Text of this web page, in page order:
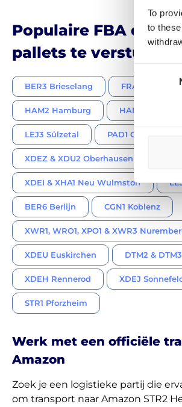
To
to
Selection
Populaire FBA
pallets te versturen
BER3 Brieselang FRA1 & FRA3
HAM2 Hamburg HAM2 Winsen
LEJ3 Sülzetal PAD1 Oelde
XDEZ & XDU2 Oberhausen
XDEI & XHA1 Neu Wulmstorf
BER6 Berlijn CGN1 Koblenz
XWR1, WRO1, XPO1 & XWR3
XDEU Euskirchen DTM2 &
XDEH Rennerod XDEJ
STR1 Pforzheim
Werk met een officiële
Amazon
Zoek je een logistieke partij die
om transport naar Amazon STR2